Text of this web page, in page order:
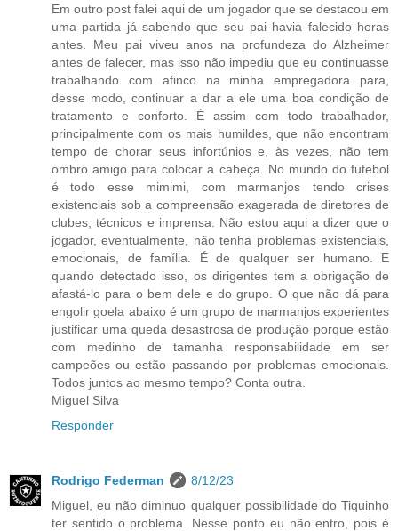
Em outro post falei aqui de um jogador que se destacou em
uma partida já sabendo que seu pai havia falecido horas
antes. Meu pai viveu anos na profundeza do Alzheimer
antes de falecer, mas isso não impediu que eu continuasse
trabalhando com afinco na minha empregadora para,
desse modo, continuar a dar a ele uma boa condição de
tratamento e conforto. É assim com todo trabalhador,
principalmente com os mais humildes, que não encontram
tempo de chorar seus infortúnios e, às vezes, não tem
ombro amigo para colocar a cabeça. No mundo do futebol
é todo esse mimimi, com marmanjos tendo crises
existenciais sob a compreensão exagerada de diretores de
clubes, técnicos e imprensa. Não estou aqui a dizer que o
jogador, eventualmente, não tenha problemas existenciais,
emocionais, de família. É de qualquer ser humano. E
quando detectado isso, os dirigentes tem a obrigação de
afastá-lo para o bem dele e do grupo. O que não dá para
engolir goela abaixo é um grupo de marmanjos experientes
justificar uma queda desastrosa de produção porque estão
com medinho de tamanha responsabilidade em ser
campeões ou estão passando por problemas emocionais.
Todos juntos ao mesmo tempo? Conta outra.
Miguel Silva
Responder
Rodrigo Federman
8/12/23
Miguel, eu não diminuo qualquer possibilidade do Tiquinho
ter sentido o problema. Nesse ponto eu não entro, pois é